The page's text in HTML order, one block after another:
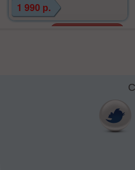
1 990 р.